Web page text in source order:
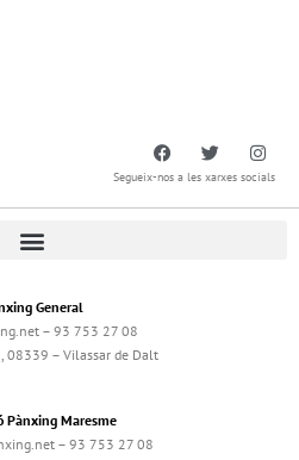
Segueix-nos a les xarxes socials
General
– 93 753 27 08
08339 – Vilassar de Dalt
Pànxing Maresme
– 93 753 27 08